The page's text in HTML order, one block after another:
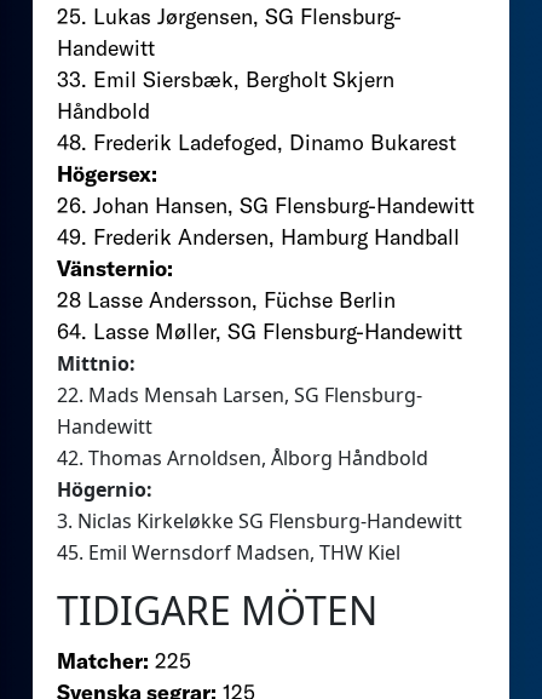
25. Lukas Jørgensen, SG Flensburg-
Handewitt
33. Emil Siersbæk, Bergholt Skjern
Håndbold
48. Frederik Ladefoged, Dinamo Bukarest
Högersex:
26. Johan Hansen, SG Flensburg-Handewitt
49. Frederik Andersen, Hamburg Handball
Vänsternio:
28 Lasse Andersson, Füchse Berlin
64. Lasse Møller, SG Flensburg-Handewitt
Mittnio:
22. Mads Mensah Larsen, SG Flensburg-
Handewitt
42. Thomas Arnoldsen, Ålborg Håndbold
Högernio:
3. Niclas Kirkeløkke SG Flensburg-Handewitt
45. Emil Wernsdorf Madsen, THW Kiel
TIDIGARE MÖTEN
Matcher: 225
Svenska segrar: 125